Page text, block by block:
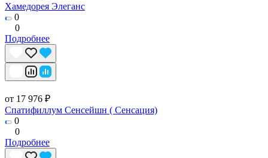
Хамедорея Элеганс
0
0
Подробнее
от 17 976 ₽
Спатифиллум Сенсейшн ( Сенсация)
0
0
Подробнее